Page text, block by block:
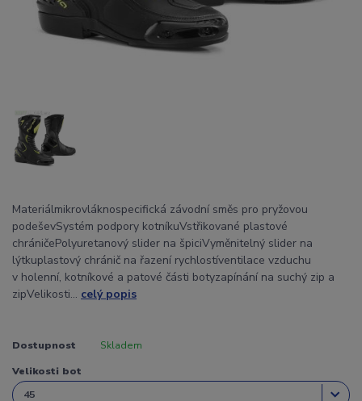
Materiálmikrovláknospecifická závodní směs pro pryžovou
podeševSystém podpory kotníkuVstřikované plastové
chráničePolyuretanový slider na špiciVyměnitelný slider na
lýtkuplastový chránič na řazení rychlostíventilace vzduchu
v holenní, kotníkové a patové části botyzapínání na suchý zip a
zipVelikosti... celý popis
Dostupnost Skladem
Velikosti bot